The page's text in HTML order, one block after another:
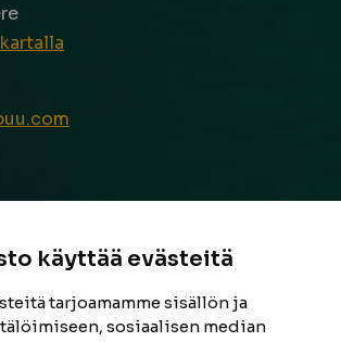
käyttää evästeitä
tarjoamamme sisällön ja
sosiaalisen median